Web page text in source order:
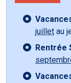
juillet au
Rentrée